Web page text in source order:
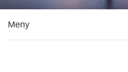
Meny